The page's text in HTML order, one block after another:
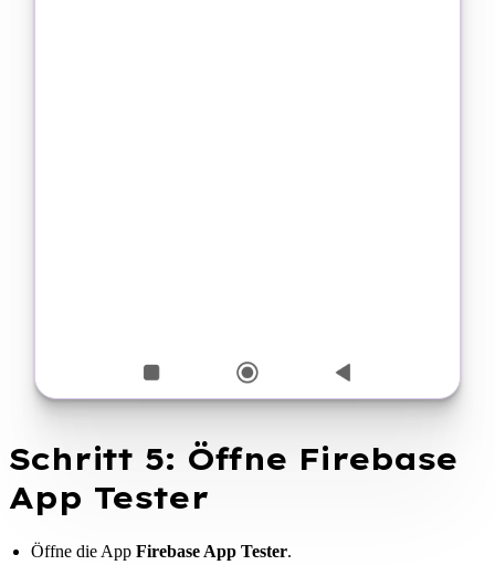
Schritt 5: Öffne Firebase
App Tester
Öffne die App Firebase App Tester.